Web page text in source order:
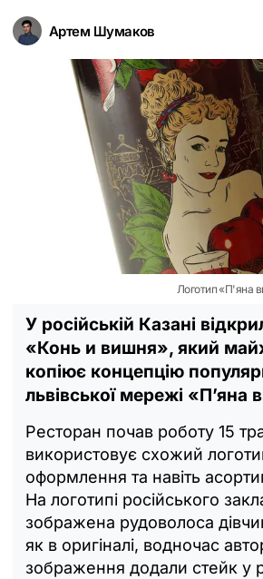
Артем Шумаков
Логотип «П'яна
У російській Казані
«Конь и вишня», який
копіює концепцію
львівської мережі «П’яна
Ресторан почав роботу 15
використовує схожий
оформлення та навіть
На логотипі російського
зображена рудоволоса
як в оригіналі, водночас
зображення додали стейк у